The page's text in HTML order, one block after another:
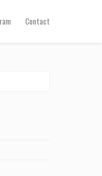
Contact